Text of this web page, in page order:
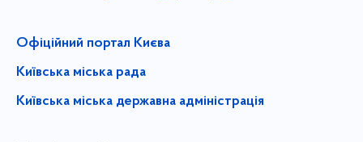
Офіційний портал Києва
Київська міська рада
Київська міська державна адміністрація